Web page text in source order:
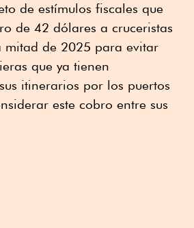
de estímulos fiscales que
de 42 dólares a cruceristas
mitad de 2025 para evitar
que ya tienen
itinerarios por los puertos
este cobro entre sus